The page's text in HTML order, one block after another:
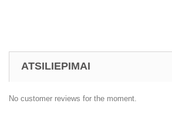
ATSILIEPIMAI
No customer reviews for the moment.